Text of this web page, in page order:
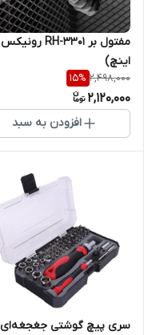
اینچ)
2,498,000
15%
2,120,000
افزودن به سبد
سری پیچ گوشتی جغجغه‌ای